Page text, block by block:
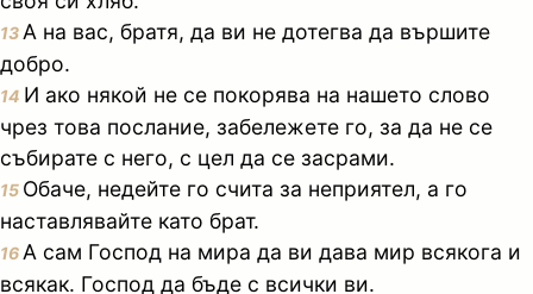
13 А на вас, братя, да ви не дотегва да вършите
добро.
14 И ако някой не се покорява на нашето слово
чрез това послание, забележете го, за да не се
събирате с него, с цел да се засрами.
15 Обаче, недейте го счита за неприятел, а го
наставлявайте като брат.
16 А сам Господ на мира да ви дава мир всякога и
всякак. Господ да бъде с всички ви.